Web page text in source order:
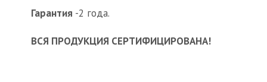
Гарантия -2 года.
ВСЯ ПРОДУКЦИЯ СЕРТИФИЦИРОВАНА!